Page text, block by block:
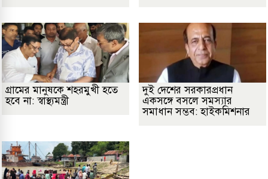
গ্রামের মানুষকে শহরমুখী হতে
হবে না: স্বাস্থ্যমন্ত্রী
দুই দেশের সরকারপ্রধান
একসঙ্গে বসলে সমস্যার
সমাধান সম্ভব: হাইকমিশনার